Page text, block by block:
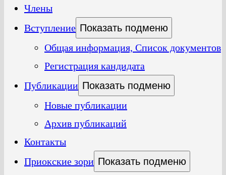
Члены
Вступление Показать подменю
Общая информация, Список документов
Регистрация кандидата
Публикации Показать подменю
Новые публикации
Архив публикаций
Контакты
Приокские зори Показать подменю